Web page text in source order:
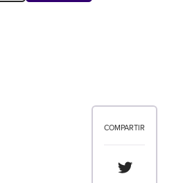
COMPARTIR